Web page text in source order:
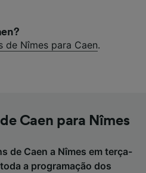
de Nîmes para Caen.
Caen para Nîmes
de Caen a Nîmes em terça-
a programação dos